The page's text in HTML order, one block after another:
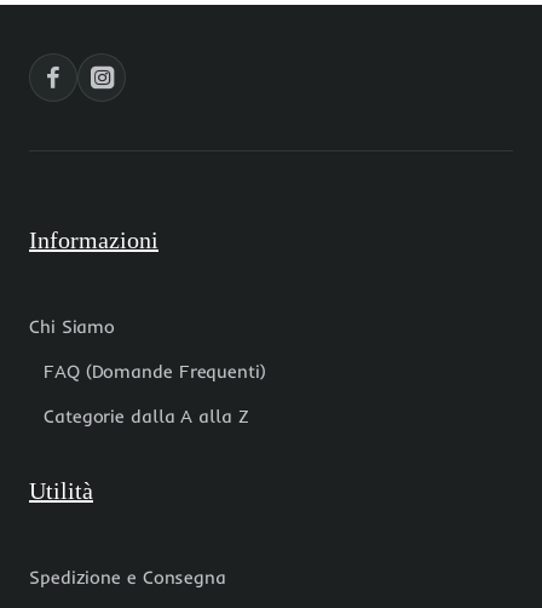
filo
40
cm
Informazioni
Chi Siamo
FAQ (Domande Frequenti)
Categorie dalla A alla Z
Utilità
Spedizione e Consegna